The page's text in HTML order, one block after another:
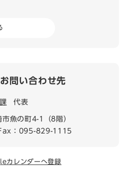
問い合わせ先
代表
市魚の町4-1（8階）
：095-829-1115
カレンダーへ登録